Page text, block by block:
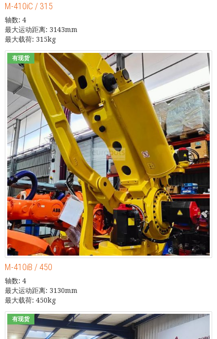
M-410iC / 315
轴数: 4
最大运动距离: 3143mm
最大载荷: 315kg
有现货
M-410iB / 450
轴数: 4
最大运动距离: 3130mm
最大载荷: 450kg
有现货